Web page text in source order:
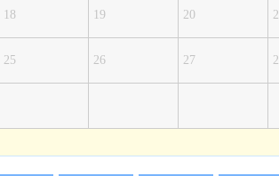
18 19 20
25 26 27